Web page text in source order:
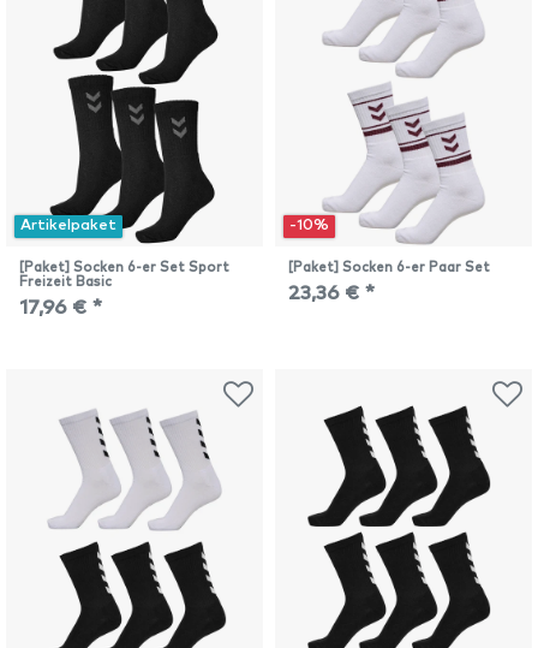
Artikelpaket
[Paket] Socken 6-er Set Sport
Freizeit Basic
17,96 € *
-10%
[Paket] Socken 6-er Paar Set
23,36 € *